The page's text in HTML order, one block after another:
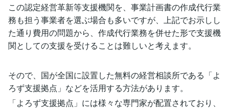
この認定経営革新等支援機関を、事業計画書の作成代行業
務も担う事業者を選ぶ場合も多いですが、上記でお示しし
た通り費用の問題から、作成代行業務を併せた形で支援機
関としての支援を受けることは難しいと考えます。
そので、国が全国に設置した無料の経営相談所である「よ
ろず支援拠点」などを活用する方法があります。
「よろず支援拠点」には様々な専門家が配置されており、